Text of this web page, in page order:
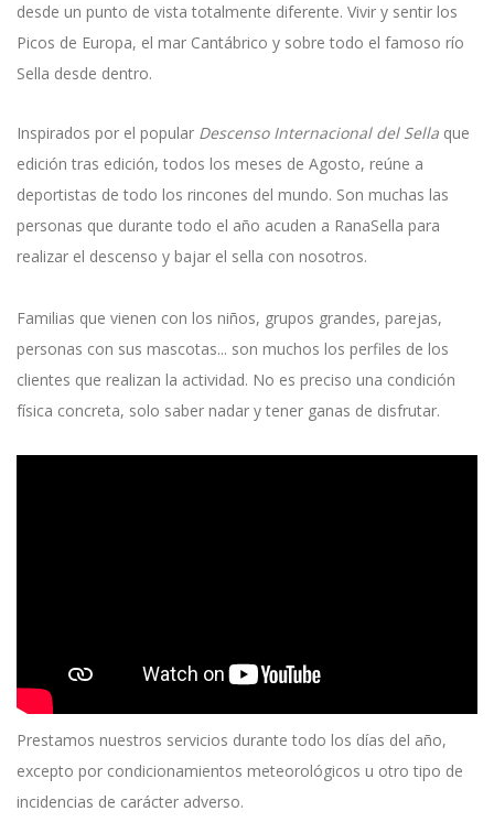
desde un punto de vista totalmente diferente. Vivir y sentir los
Picos de Europa, el mar Cantábrico y sobre todo el famoso río
Sella desde dentro.
Inspirados por el popular Descenso Internacional del Sella que
edición tras edición, todos los meses de Agosto, reúne a
deportistas de todo los rincones del mundo. Son muchas las
personas que durante todo el año acuden a RanaSella para
realizar el descenso y bajar el sella con nosotros.
Familias que vienen con los niños, grupos grandes, parejas,
personas con sus mascotas... son muchos los perfiles de los
clientes que realizan la actividad. No es preciso una condición
física concreta, solo saber nadar y tener ganas de disfrutar.
Prestamos nuestros servicios durante todo los días del año,
excepto por condicionamientos meteorológicos u otro tipo de
incidencias de carácter adverso.